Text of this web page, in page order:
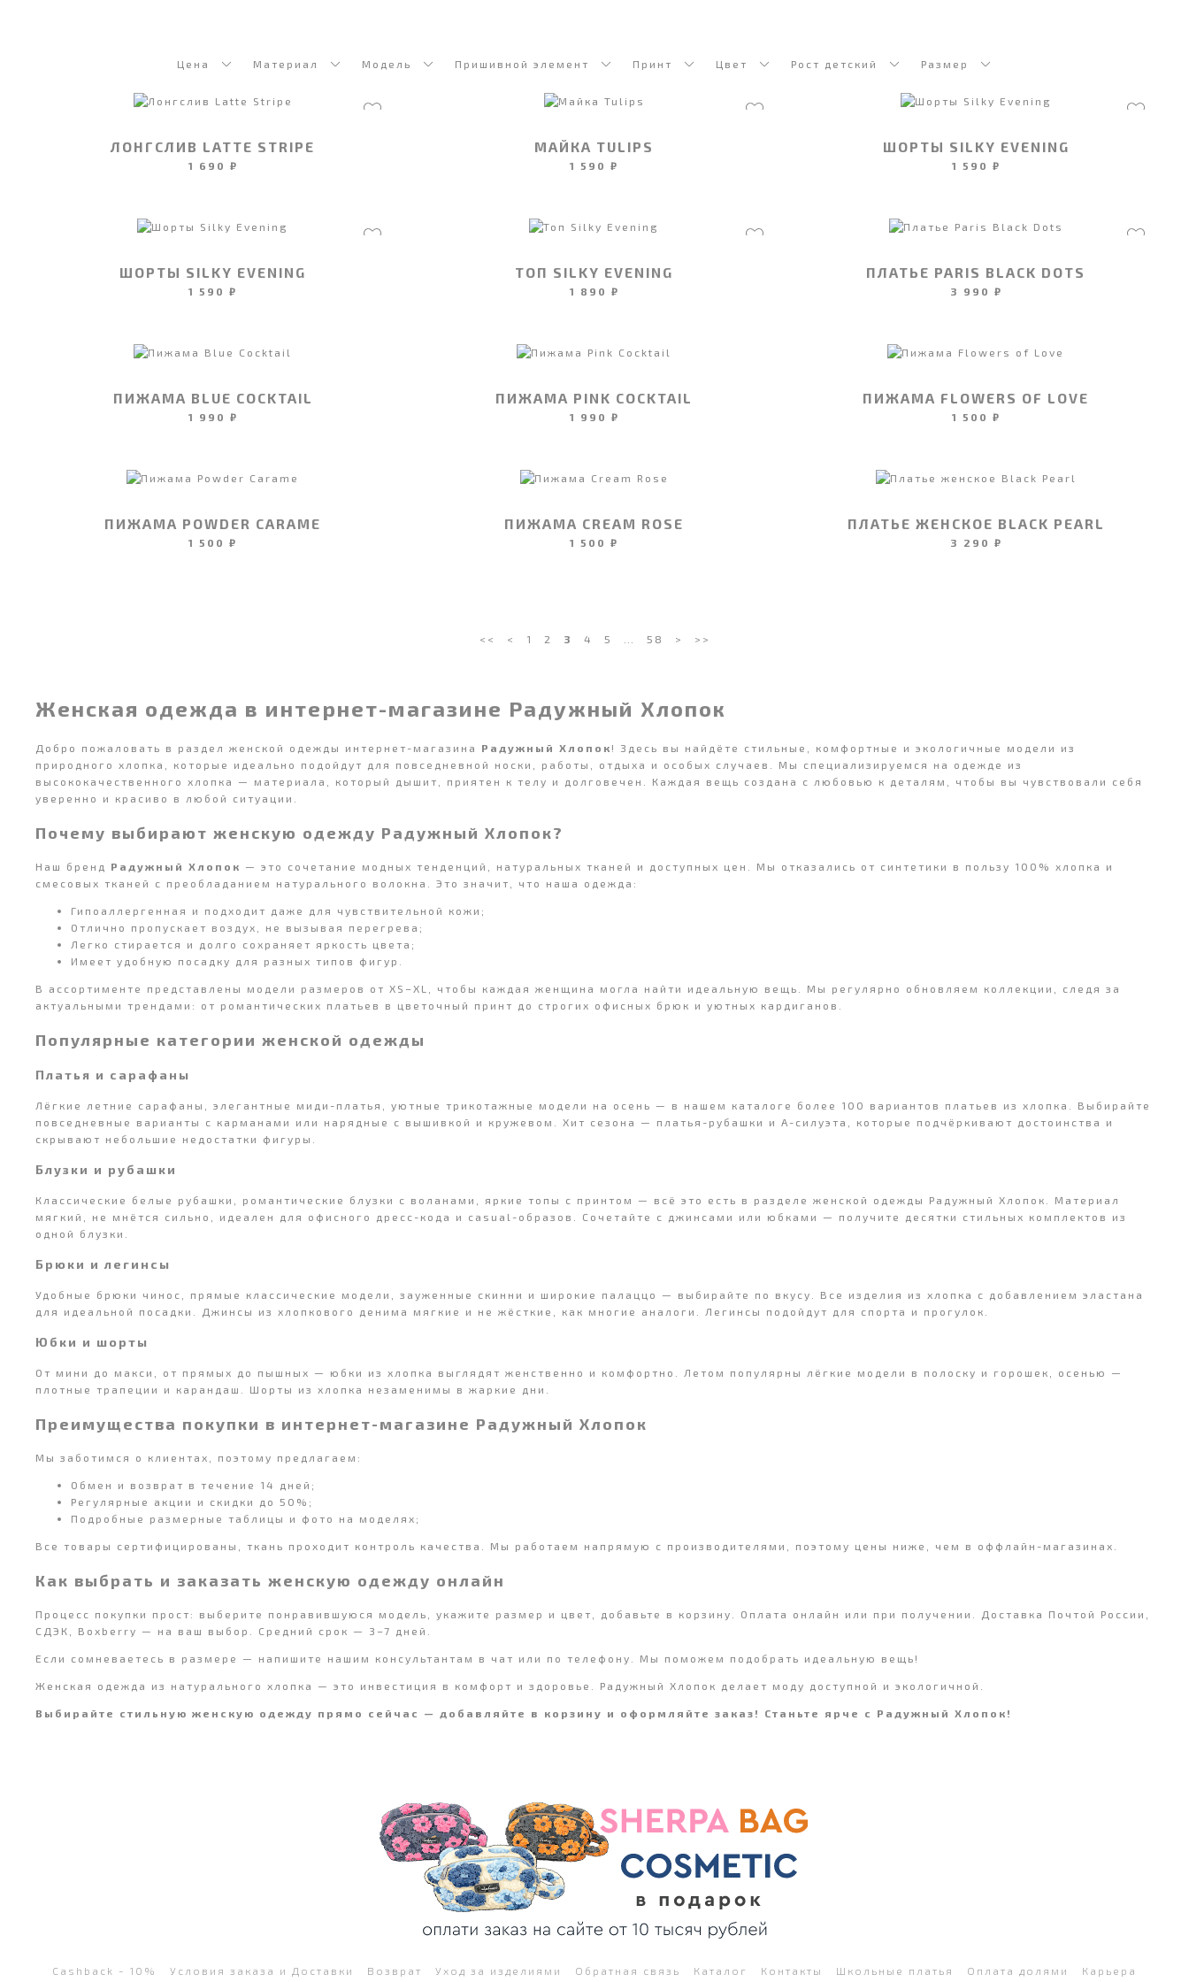
Цена Материал Модель Пришивной элемент Принт Цвет Рост детский Размер
ЛОНГСЛИВ LATTE STRIPE
1 690 ₽
МАЙКА TULIPS
1 590 ₽
ШОРТЫ SILKY EVENING
1 590 ₽
ШОРТЫ SILKY EVENING
1 590 ₽
ТОП SILKY EVENING
1 890 ₽
ПЛАТЬЕ PARIS BLACK DOTS
3 990 ₽
ПИЖАМА BLUE COCKTAIL
1 990 ₽
ПИЖАМА PINK COCKTAIL
1 990 ₽
ПИЖАМА FLOWERS OF LOVE
1 500 ₽
ПИЖАМА POWDER CARAME
1 500 ₽
ПИЖАМА CREAM ROSE
1 500 ₽
ПЛАТЬЕ ЖЕНСКОЕ BLACK PEARL
3 290 ₽
<< < 1 2 3 4 5 58 > >>
Женская одежда в интернет-магазине Радужный Хлопок
Добро пожаловать в раздел женской одежды интернет-магазина Радужный Хлопок ! Здесь вы найдёте стильные, комфортные и экологичные модели из
природного хлопка, которые идеально подойдут для повседневной носки, работы, отдыха и особых случаев. Мы специализируемся на одежде из
высококачественного хлопка — материала, который дышит, приятен к телу и долговечен. Каждая вещь создана с любовью к деталям, чтобы вы чувствовали себя
уверенно и красиво в любой ситуации.
Почему выбирают женскую одежду Радужный Хлопок?
Наш бренд Радужный Хлопок — это сочетание модных тенденций, натуральных тканей и доступных цен. Мы отказались от синтетики в пользу 100% хлопка и
смесовых тканей с преобладанием натурального волокна. Это значит, что наша одежда:
Гипоаллергенная и подходит даже для чувствительной кожи;
Отлично пропускает воздух, не вызывая перегрева;
Легко стирается и долго сохраняет яркость цвета;
Имеет удобную посадку для разных типов фигур.
В ассортименте представлены модели размеров от XS–XL, чтобы каждая женщина могла найти идеальную вещь. Мы регулярно обновляем коллекции, следя за
актуальными трендами: от романтических платьев в цветочный принт до строгих офисных брюк и уютных кардиганов.
Популярные категории женской одежды
Платья и сарафаны
Лёгкие летние сарафаны, элегантные миди-платья, уютные трикотажные модели на осень — в нашем каталоге более 100 вариантов платьев из хлопка. Выбирайте
повседневные варианты с карманами или нарядные с вышивкой и кружевом. Хит сезона — платья-рубашки и А-силуэта, которые подчёркивают достоинства и
скрывают небольшие недостатки фигуры.
Блузки и рубашки
Классические белые рубашки, романтические блузки с воланами, яркие топы с принтом — всё это есть в разделе женской одежды Радужный Хлопок. Материал
мягкий, не мнётся сильно, идеален для офисного дресс-кода и casual-образов. Сочетайте с джинсами или юбками — получите десятки стильных комплектов из
одной блузки.
Брюки и легинсы
Удобные брюки чинос, прямые классические модели, зауженные скинни и широкие палаццо — выбирайте по вкусу. Все изделия из хлопка с добавлением эластана
для идеальной посадки. Джинсы из хлопкового денима мягкие и не жёсткие, как многие аналоги. Легинсы подойдут для спорта и прогулок.
Юбки и шорты
От мини до макси, от прямых до пышных — юбки из хлопка выглядят женственно и комфортно. Летом популярны лёгкие модели в полоску и горошек, осенью —
плотные трапеции и карандаш. Шорты из хлопка незаменимы в жаркие дни.
Преимущества покупки в интернет-магазине Радужный Хлопок
Мы заботимся о клиентах, поэтому предлагаем:
Обмен и возврат в течение 14 дней;
Регулярные акции и скидки до 50%;
Подробные размерные таблицы и фото на моделях;
Все товары сертифицированы, ткань проходит контроль качества. Мы работаем напрямую с производителями, поэтому цены ниже, чем в оффлайн-магазинах.
Как выбрать и заказать женскую одежду онлайн
Процесс покупки прост: выберите понравившуюся модель, укажите размер и цвет, добавьте в корзину. Оплата онлайн или при получении. Доставка Почтой России,
СДЭК, Boxberry — на ваш выбор. Средний срок — 3–7 дней.
Если сомневаетесь в размере — напишите нашим консультантам в чат или по телефону. Мы поможем подобрать идеальную вещь!
Женская одежда из натурального хлопка — это инвестиция в комфорт и здоровье. Радужный Хлопок делает моду доступной и экологичной.
Выбирайте стильную женскую одежду прямо сейчас — добавляйте в корзину и оформляйте заказ! Станьте ярче с Радужный Хлопок!
Cashback - 10% Условия заказа и Доставки Возврат Уход за изделиями Обратная связь Каталог Контакты Школьные платья Оплата долями Карьера